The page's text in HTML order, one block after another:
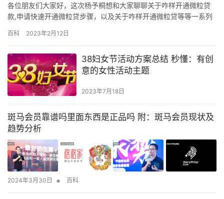
各位朋友们大家好，这次杨予桐想和大家聊聊关于咋样开通微粒贷
款,申请快速开通微粒贷步骤，以及关于咋样开通微粒贷等等一系列
思路还是很重要！ 微信怎么申请微粒贷? 打开手机微信，在右下角
有“微粒贷借钱”，如有则点击进入，根据系统提示进行借款操…
百科 2023年2月12日
38妇女节活动方案总结 秒懂：有创
意的女性活动主题
2023年7月18日
斑马会员靠谱吗里面东西是正品吗 附：斑马会员现状及
趋势分析
2024年3月30日 • 百科